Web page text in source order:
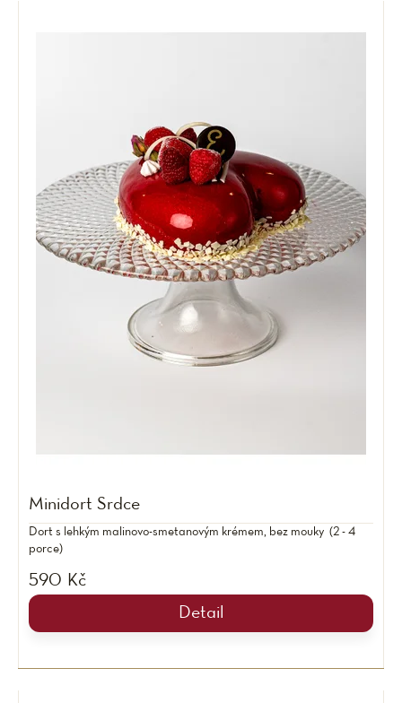
Minidort Srdce
590 Kč
Detail
Dort s lehkým malinovo-smetanovým krémem, bez mouky (2 - 4
porce)